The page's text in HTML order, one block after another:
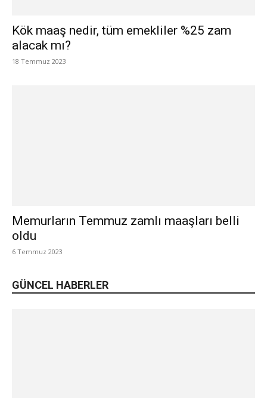
Kök maaş nedir, tüm emekliler %25 zam
alacak mı?
18 Temmuz 2023
Memurların Temmuz zamlı maaşları belli
oldu
6 Temmuz 2023
GÜNCEL HABERLER